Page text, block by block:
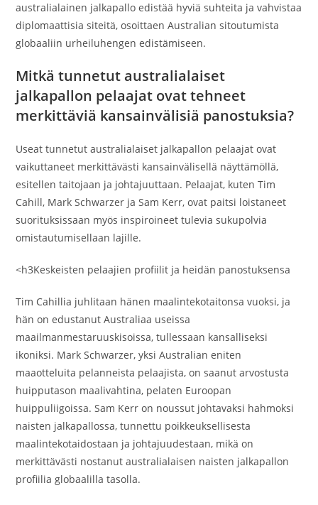
australialainen jalkapallo edistää hyviä suhteita ja vahvistaa
diplomaattisia siteitä, osoittaen Australian sitoutumista
globaaliin urheiluhengen edistämiseen.
Mitkä tunnetut australialaiset
jalkapallon pelaajat ovat tehneet
merkittäviä kansainvälisiä panostuksia?
Useat tunnetut australialaiset jalkapallon pelaajat ovat
vaikuttaneet merkittävästi kansainvälisellä näyttämöllä,
esitellen taitojaan ja johtajuuttaan. Pelaajat, kuten Tim
Cahill, Mark Schwarzer ja Sam Kerr, ovat paitsi loistaneet
suorituksissaan myös inspiroineet tulevia sukupolvia
omistautumisellaan lajille.
<h3Keskeisten pelaajien profiilit ja heidän panostuksensa
Tim Cahillia juhlitaan hänen maalintekotaitonsa vuoksi, ja
hän on edustanut Australiaa useissa
maailmanmestaruuskisoissa, tullessaan kansalliseksi
ikoniksi. Mark Schwarzer, yksi Australian eniten
maaotteluita pelanneista pelaajista, on saanut arvostusta
huipputason maalivahtina, pelaten Euroopan
huippuliigoissa. Sam Kerr on noussut johtavaksi hahmoksi
naisten jalkapallossa, tunnettu poikkeuksellisesta
maalintekotaidostaan ja johtajuudestaan, mikä on
merkittävästi nostanut australialaisen naisten jalkapallon
profiilia globaalilla tasolla.